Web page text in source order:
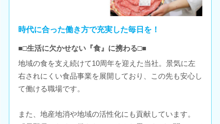
時代に合った働き方で充実した毎日を！
■□生活に欠かせない『食』に携わる□■
地域の食を支え続けて10周年を迎えた当社。景気に左
右されにくい食品事業を展開しており、この先も安心し
て働ける職場です。
また、地産地消や地域の活性化にも貢献しています。